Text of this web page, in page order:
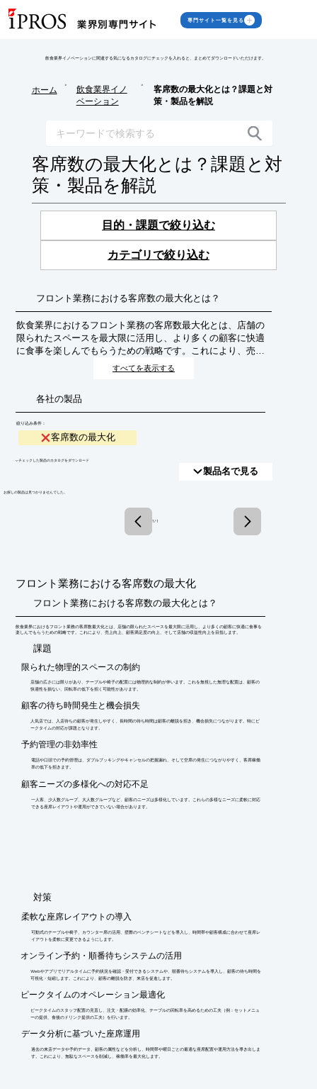
専門サイト一覧を見る
飲食業界イノベーションに関連する気になるカタログにチェックを入れると、まとめてダウンロードいただけます。
ホーム
>
飲食業界イノ
ベーション
>
客席数の最大化とは？課題と対
策・製品を解説
客席数の最大化とは？課題と対
策・製品を解説
目的・課題で絞り込む
カテゴリで絞り込む
フロント業務における客席数の最大化とは？
飲食業界におけるフロント業務の客席数最大化とは、店舗の
限られたスペースを最大限に活用し、より多くの顧客に快適
に食事を楽しんでもらうための戦略です。これにより、売上
向上、顧客満足度の向上、そして店舗の収益性向上を目指し
すべてを表示する
各社の製品
絞り込み条件：
客席数の最大化
​▼チェックした製品のカタログをダウンロード
製品名で見る
​お探しの製品は見つかりませんでした。
1 / 1
フロント業務における客席数の最大化
フロント業務における客席数の最大化とは？
飲食業界におけるフロント業務の客席数最大化とは、店舗の限られたスペースを最大限に活用し、より多くの顧客に快適に食事を
楽しんでもらうための戦略です。これにより、売上向上、顧客満足度の向上、そして店舗の収益性向上を目指します。
​課題
限られた物理的スペースの制約
店舗の広さには限りがあり、テーブルや椅子の配置には物理的な制約が伴います。これを無視した無理な配置は、顧客の
快適性を損ない、回転率の低下を招く可能性があります。
顧客の待ち時間発生と機会損失
人気店では、入店待ちの顧客が発生しやすく、長時間の待ち時間は顧客の離脱を招き、機会損失につながります。特にピ
ークタイムの対応が課題となります。
予約管理の非効率性
電話や口頭での予約管理は、ダブルブッキングやキャンセルの把握漏れ、そして空席の発生につながりやすく、客席稼働
率の低下を招きます。
顧客ニーズの多様化への対応不足
一人客、少人数グループ、大人数グループなど、顧客のニーズは多様化しています。これらの多様なニーズに柔軟に対応
できる座席レイアウトや運用ができていない場合があります。
​対策
柔軟な座席レイアウトの導入
可動式のテーブルや椅子、カウンター席の活用、壁際のベンチシートなどを導入し、時間帯や顧客構成に合わせて座席レ
イアウトを柔軟に変更できるようにします。
オンライン予約・順番待ちシステムの活用
Webやアプリでリアルタイムに予約状況を確認・受付できるシステムや、順番待ちシステムを導入し、顧客の待ち時間を
可視化・短縮します。これにより、顧客の離脱を防ぎ、来店を促進します。
ピークタイムのオペレーション最適化
ピークタイムのスタッフ配置の見直し、注文・配膳の効率化、テーブルの回転率を高めるための工夫（例：セットメニュ
ーの提供、食後のドリンク提供の工夫）を行います。
データ分析に基づいた座席運用
過去の来店データや予約データ、顧客の属性などを分析し、時間帯や曜日ごとの最適な座席配置や運用方法を導き出しま
す。これにより、無駄なスペースを削減し、稼働率を最大化します。